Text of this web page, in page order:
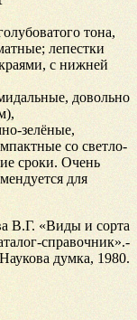
тона,
лепестки
с нижней
довольно
зелёные,
со светло-
сроки. Очень
для
В.Г. «Виды и сорта
справочник».-
думка, 1980.